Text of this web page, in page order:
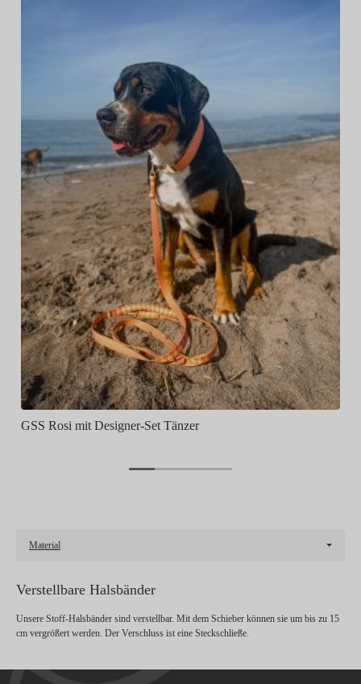
GSS Rosi mit Designer-Set Tänzer
Material
Verstellbare Halsbänder
Unsere Stoff-Halsbänder sind verstellbar. Mit dem Schieber können sie um bis zu 15
cm vergrößert werden. Der Verschluss ist eine Steckschließe.